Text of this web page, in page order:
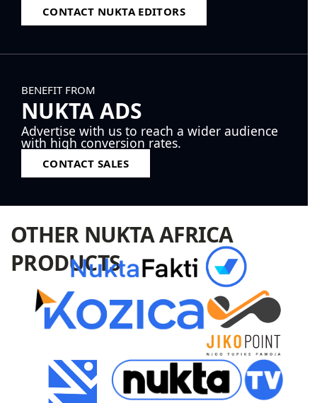
CONTACT NUKTA EDITORS
BENEFIT FROM
NUKTA ADS
Advertise with us to reach a wider audience
with high conversion rates.
CONTACT SALES
OTHER NUKTA AFRICA
PRODUCTS